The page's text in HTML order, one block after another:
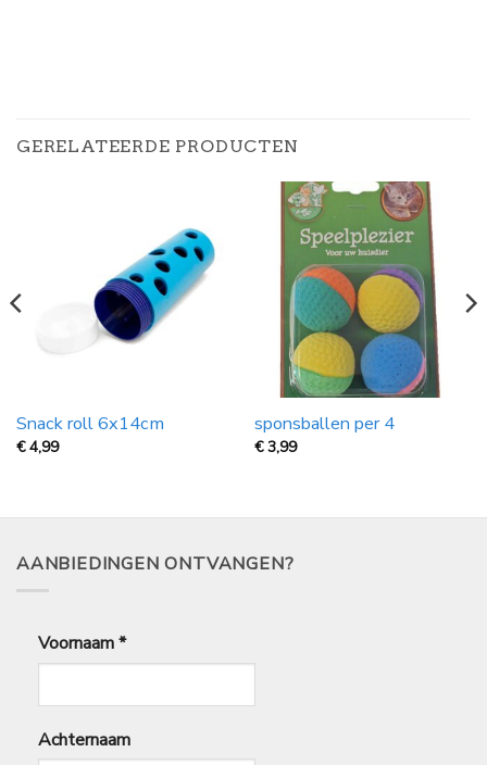
GERELATEERDE PRODUCTEN
Snack roll 6x14cm
€4,99
sponsballen per 4
€3,99
AANBIEDINGEN ONTVANGEN?
Voornaam*
Achternaam